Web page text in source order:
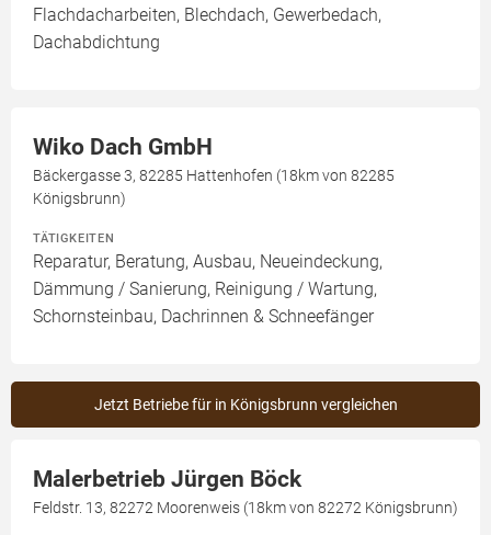
Flachdacharbeiten, Blechdach, Gewerbedach,
Dachabdichtung
Wiko Dach GmbH
Bäckergasse 3, 82285 Hattenhofen (18km von 82285
Königsbrunn)
TÄTIGKEITEN
Reparatur, Beratung, Ausbau, Neueindeckung,
Dämmung / Sanierung, Reinigung / Wartung,
Schornsteinbau, Dachrinnen & Schneefänger
Jetzt Betriebe für in Königsbrunn vergleichen
Malerbetrieb Jürgen Böck
Feldstr. 13, 82272 Moorenweis (18km von 82272 Königsbrunn)